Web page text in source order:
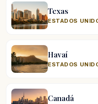
Texas
ESTADOS
Havaí
ESTADOS
Canadá